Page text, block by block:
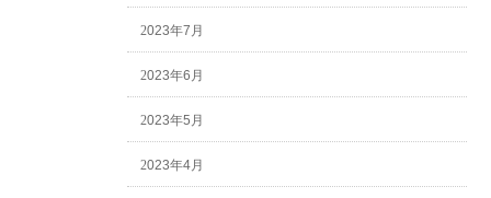
2023年7月
2023年6月
2023年5月
2023年4月